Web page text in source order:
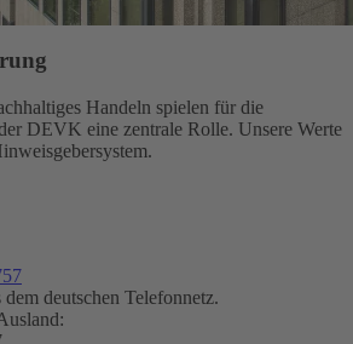
Handeln spielen für die
DEVK eine zentrale Rolle. Unsere Werte
deutschen Telefonnetz.